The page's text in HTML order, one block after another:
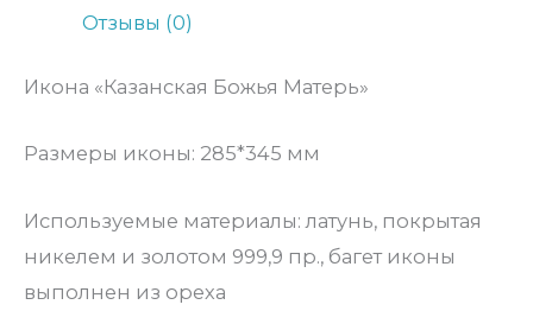
Отзывы (0)
Икона «Казанская Божья Матерь»
Размеры иконы: 285*345 мм
Используемые материалы: латунь, покрытая
никелем и золотом 999,9 пр., багет иконы
выполнен из ореха